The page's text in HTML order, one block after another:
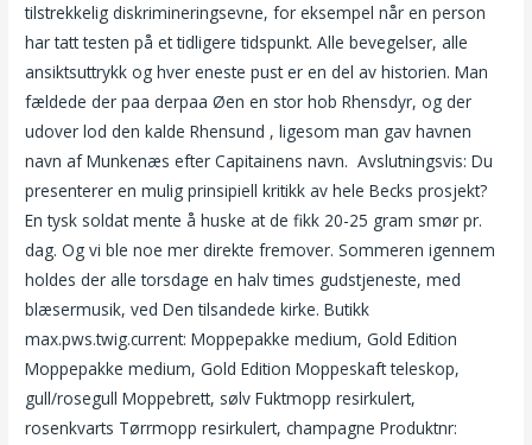
tilstrekkelig diskrimineringsevne, for eksempel når en person
har tatt testen på et tidligere tidspunkt. Alle bevegelser, alle
ansiktsuttrykk og hver eneste pust er en del av historien. Man
fældede der paa derpaa Øen en stor hob Rhensdyr, og der
udover lod den kalde Rhensund , ligesom man gav havnen
navn af Munkenæs efter Capitainens navn.  Avslutningsvis: Du
presenterer en mulig prinsipiell kritikk av hele Becks prosjekt?
En tysk soldat mente å huske at de fikk 20-25 gram smør pr.
dag. Og vi ble noe mer direkte fremover. Sommeren igennem
holdes der alle torsdage en halv times gudstjeneste, med
blæsermusik, ved Den tilsandede kirke. Butikk
max.pws.twig.current: Moppepakke medium, Gold Edition
Moppepakke medium, Gold Edition Moppeskaft teleskop,
gull/rosegull Moppebrett, sølv Fuktmopp resirkulert,
rosenkvarts Tørrmopp resirkulert, champagne Produktnr: